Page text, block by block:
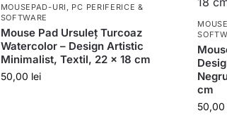
MOUSEPAD-URI
PC PERIFERICE &
SOFTWARE
Mouse Pad Ursuleț Turcoaz
Watercolor – Design Artistic
Minimalist, Textil, 22 x 18 cm
50,00 lei
cm
50,00